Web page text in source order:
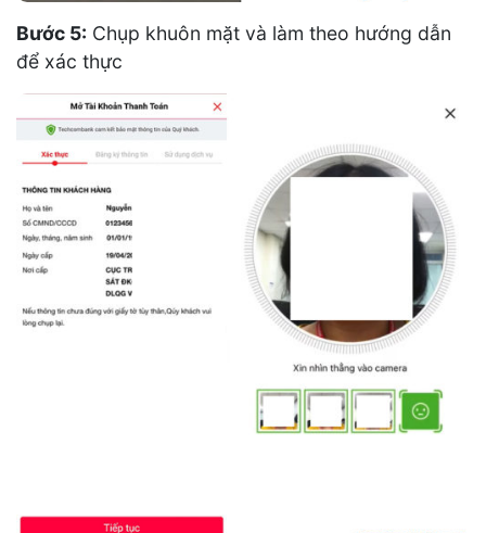
Bước 5: Chụp khuôn mặt và làm theo hướng dẫn
để xác thực